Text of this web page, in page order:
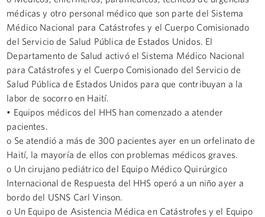
médicas y otro personal médico que son parte del Sistema
Médico Nacional para Catástrofes y el Cuerpo Comisionado
del Servicio de Salud Pública de Estados Unidos. El
Departamento de Salud activó el Sistema Médico Nacional
para Catástrofes y el Cuerpo Comisionado del Servicio de
Salud Pública de Estados Unidos para que contribuyan a la
labor de socorro en Haití.
• Equipos médicos del HHS han comenzado a atender
pacientes.
o Se atendió a más de 300 pacientes ayer en un orfelinato de
Haití, la mayoría de ellos con problemas médicos graves.
o Un cirujano pediátrico del Equipo Médico Quirúrgico
Internacional de Respuesta del HHS operó a un niño ayer a
bordo del USNS Carl Vinson.
o Un Equipo de Asistencia Médica en Catástrofes y el Equipo